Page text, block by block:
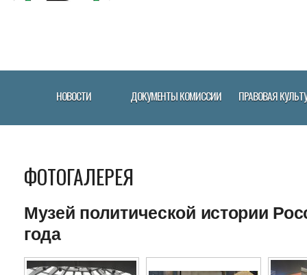
НОВОСТИ ДОКУМЕНТЫ КОМИССИИ ПРАВОВАЯ
ФОТОГАЛЕРЕЯ
Музей политической истории
года